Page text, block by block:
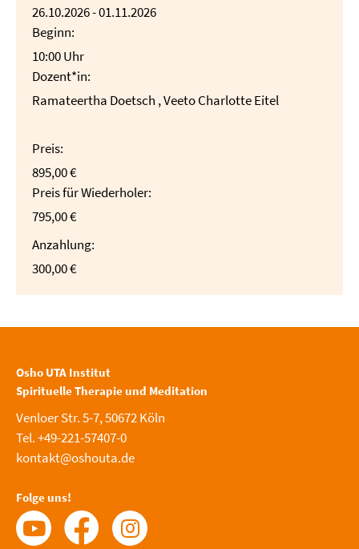
26.10.2026 - 01.11.2026
Beginn:
10:00 Uhr
Dozent*in:
Ramateertha Doetsch , Veeto Charlotte Eitel
Preis:
895,00 €
Preis für Wiederholer:
795,00 €
Anzahlung:
300,00 €
Osho UTA Institut
Spirituelle Therapie und Meditation
Venloer Str. 5-7, 50672 Köln
Tel. +49-221-57407-0
kontakt@oshouta.de
Folge uns!